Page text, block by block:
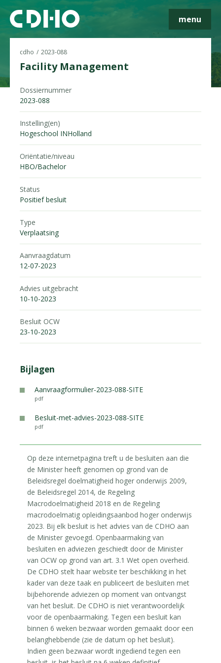
menu
cdho 2023-088
Facility Management
Dossiernummer
2023-088
Instelling(en)
Hogeschool INHolland
Oriëntatie/niveau
HBO/Bachelor
Status
Positief besluit
Type
Verplaatsing
Aanvraagdatum
12-07-2023
Advies uitgebracht
10-10-2023
Besluit OCW
23-10-2023
Bijlagen
Aanvraagformulier-2023-088-SITE
pdf
Besluit-met-advies-2023-088-SITE
pdf
Op deze internetpagina treft u de besluiten aan die
de Minister heeft genomen op grond van de
Beleidsregel doelmatigheid hoger onderwijs 2009,
de Beleidsregel 2014, de Regeling
Macrodoelmatigheid 2018 en de Regeling
macrodoelmatig opleidingsaanbod hoger onderwijs
2023. Bij elk besluit is het advies van de CDHO aan
de Minister gevoegd. Openbaarmaking van
besluiten en adviezen geschiedt door de Minister
van OCW op grond van art. 3.1 Wet open overheid.
De CDHO stelt haar website ter beschikking in het
kader van deze taak en publiceert de besluiten met
bijbehorende adviezen op moment van ontvangst
van het besluit. De CDHO is niet verantwoordelijk
voor de openbaarmaking. Tegen een besluit kan
binnen 6 weken bezwaar worden gemaakt door een
belanghebbende (zie de datum op het besluit).
Indien geen bezwaar wordt ingediend tegen een